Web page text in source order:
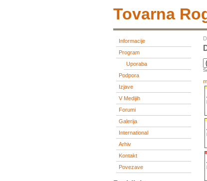
Tovarna
Informacije
Program
Uporaba
Podpora
Izjave
V Medijih
Forumi
Galerija
International
Arhiv
Kontakt
Povezave